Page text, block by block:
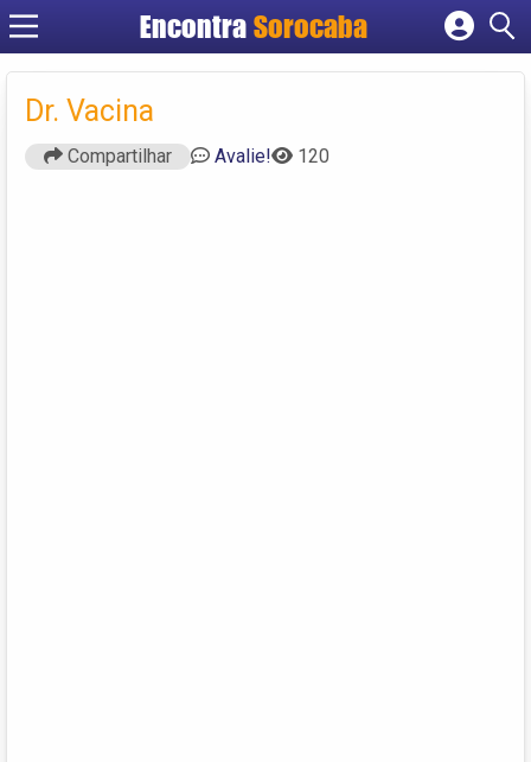
EncontraSorocaba
Cadastrar empresa
Dr. Vacina
Compartilhar Avalie! 120